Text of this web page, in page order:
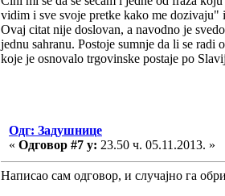
vidim i sve svoje pretke kako me dozivaju"
Ovaj citat nije doslovan, a navodno je
jednu sahranu. Postoje sumnje da li se
koje je osnovalo trgovinske postaje po
Одг: Задушнице
« Одговор #7 у: 23.50 ч. 05.11.2013. »
Написао сам одговор, и случајно га